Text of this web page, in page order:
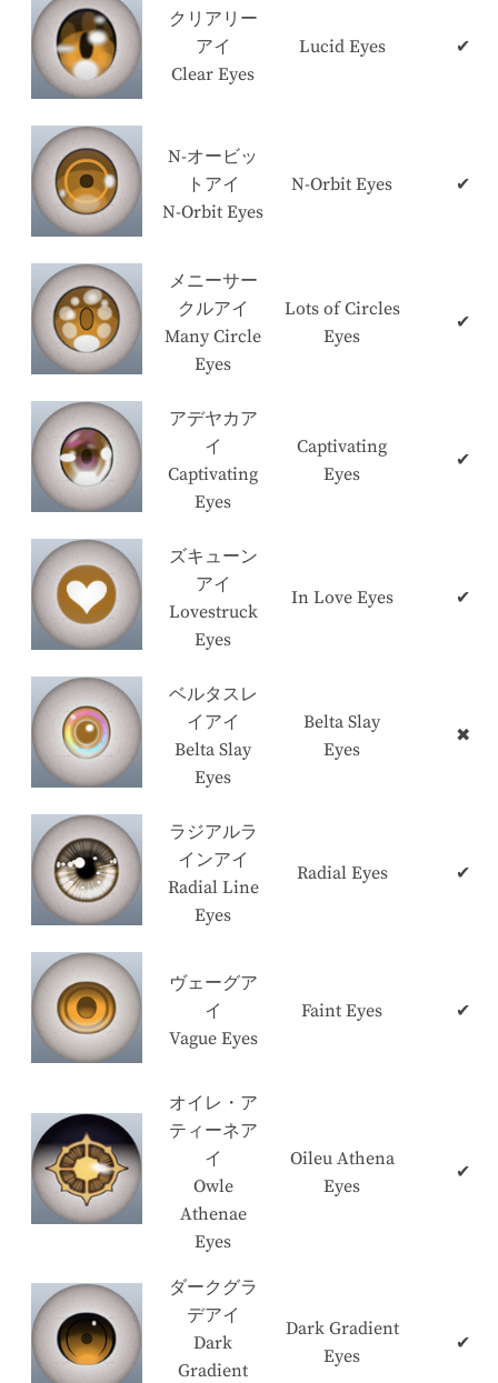
クリアリー
アイ
Clear Eyes
Lucid Eyes ✔
N-オービッ
トアイ
N-Orbit Eyes
N-Orbit Eyes ✔
メニーサー
クルアイ
Many Circle
Eyes
Lots of Circles
Eyes
✔
アデヤカア
イ
Captivating
Eyes
Captivating
Eyes
✔
ズキューン
アイ
Lovestruck
Eyes
In Love Eyes ✔
ベルタスレ
イアイ
Belta Slay
Eyes
Belta Slay
Eyes
✖
ラジアルラ
インアイ
Radial Line
Eyes
Radial Eyes ✔
ヴェーグア
イ
Vague Eyes
Faint Eyes ✔
オイレ・ア
ティーネア
イ
Owle
Athenae
Eyes
Oileu Athena
Eyes
✔
ダークグラ
デアイ
Dark
Gradient
Dark Gradient
Eyes
✔